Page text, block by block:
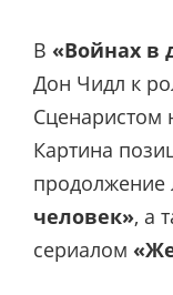
В «Войнах в
Дон Чидл к
Сценаристом
Картина
продолжение
человек», а
сериалом